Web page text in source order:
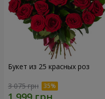
Букет из 25 красных роз
3 075 грн